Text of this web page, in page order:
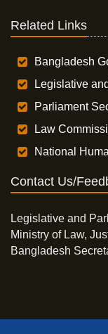
Related Links
Bangladesh
Legislative
Parliament
Law
National
Contact Us/
Legislative and
Ministry of Law,
Bangladesh